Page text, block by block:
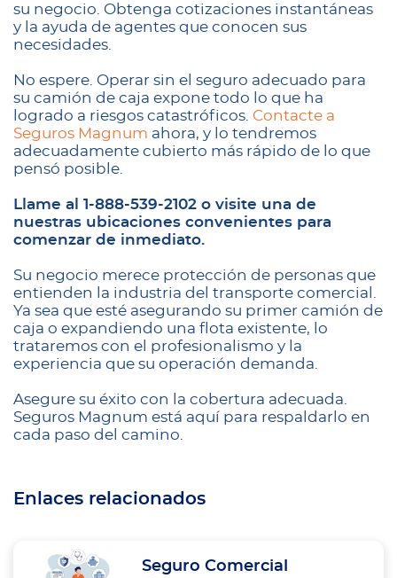
su negocio. Obtenga cotizaciones instantáneas
y la ayuda de agentes que conocen sus
necesidades.
No espere. Operar sin el seguro adecuado para
su camión de caja expone todo lo que ha
logrado a riesgos catastróficos. Contacte a
Seguros Magnum ahora, y lo tendremos
adecuadamente cubierto más rápido de lo que
pensó posible.
Llame al 1-888-539-2102 o visite una de
nuestras ubicaciones convenientes para
comenzar de inmediato.
Su negocio merece protección de personas que
entienden la industria del transporte comercial.
Ya sea que esté asegurando su primer camión de
caja o expandiendo una flota existente, lo
trataremos con el profesionalismo y la
experiencia que su operación demanda.
Asegure su éxito con la cobertura adecuada.
Seguros Magnum está aquí para respaldarlo en
cada paso del camino.
Enlaces relacionados
Seguro Comercial